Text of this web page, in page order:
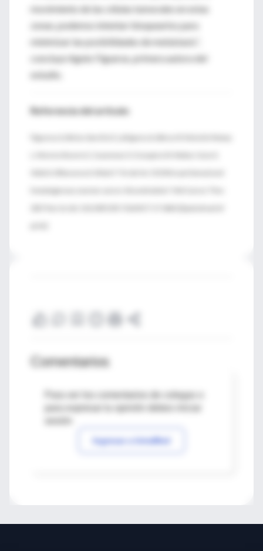
movimiento de las células tumorales en estas
zonas, podemos intentar bloquearlos para
minimizar las posibilidades de metástasis”,
concluye Agnès Figueras, primera autora del
estudio.
Referencia del artículo
Comentarios
Para ver los comentarios de colegas o
Ingresar a IntraMed